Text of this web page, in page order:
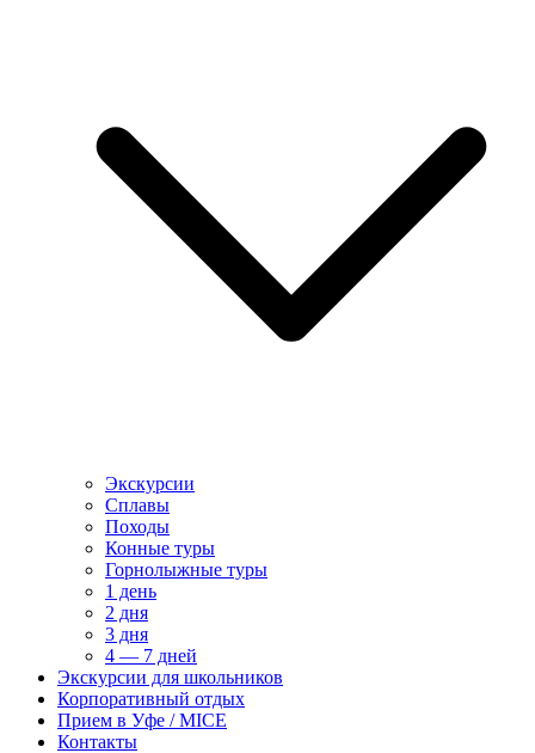
Экскурсии
Сплавы
Походы
Конные туры
Горнолыжные туры
1 день
2 дня
3 дня
4 — 7 дней
Экскурсии для школьников
Корпоративный отдых
Прием в Уфе / MICE
Контакты